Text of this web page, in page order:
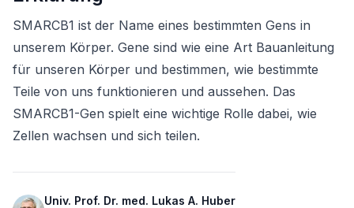
SMARCB1 ist der Name eines bestimmten Gens in
unserem Körper. Gene sind wie eine Art Bauanleitung
für unseren Körper und bestimmen, wie bestimmte
Teile von uns funktionieren und aussehen. Das
SMARCB1-Gen spielt eine wichtige Rolle dabei, wie
Zellen wachsen und sich teilen.
Univ. Prof. Dr. med. Lukas A. Huber